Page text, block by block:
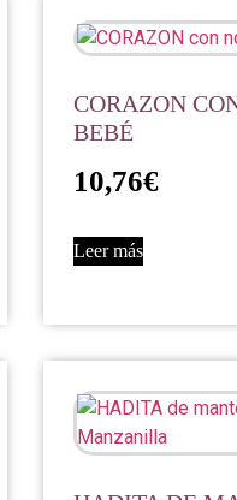
CORAZON
BEBÉ
10,76€
Leer más